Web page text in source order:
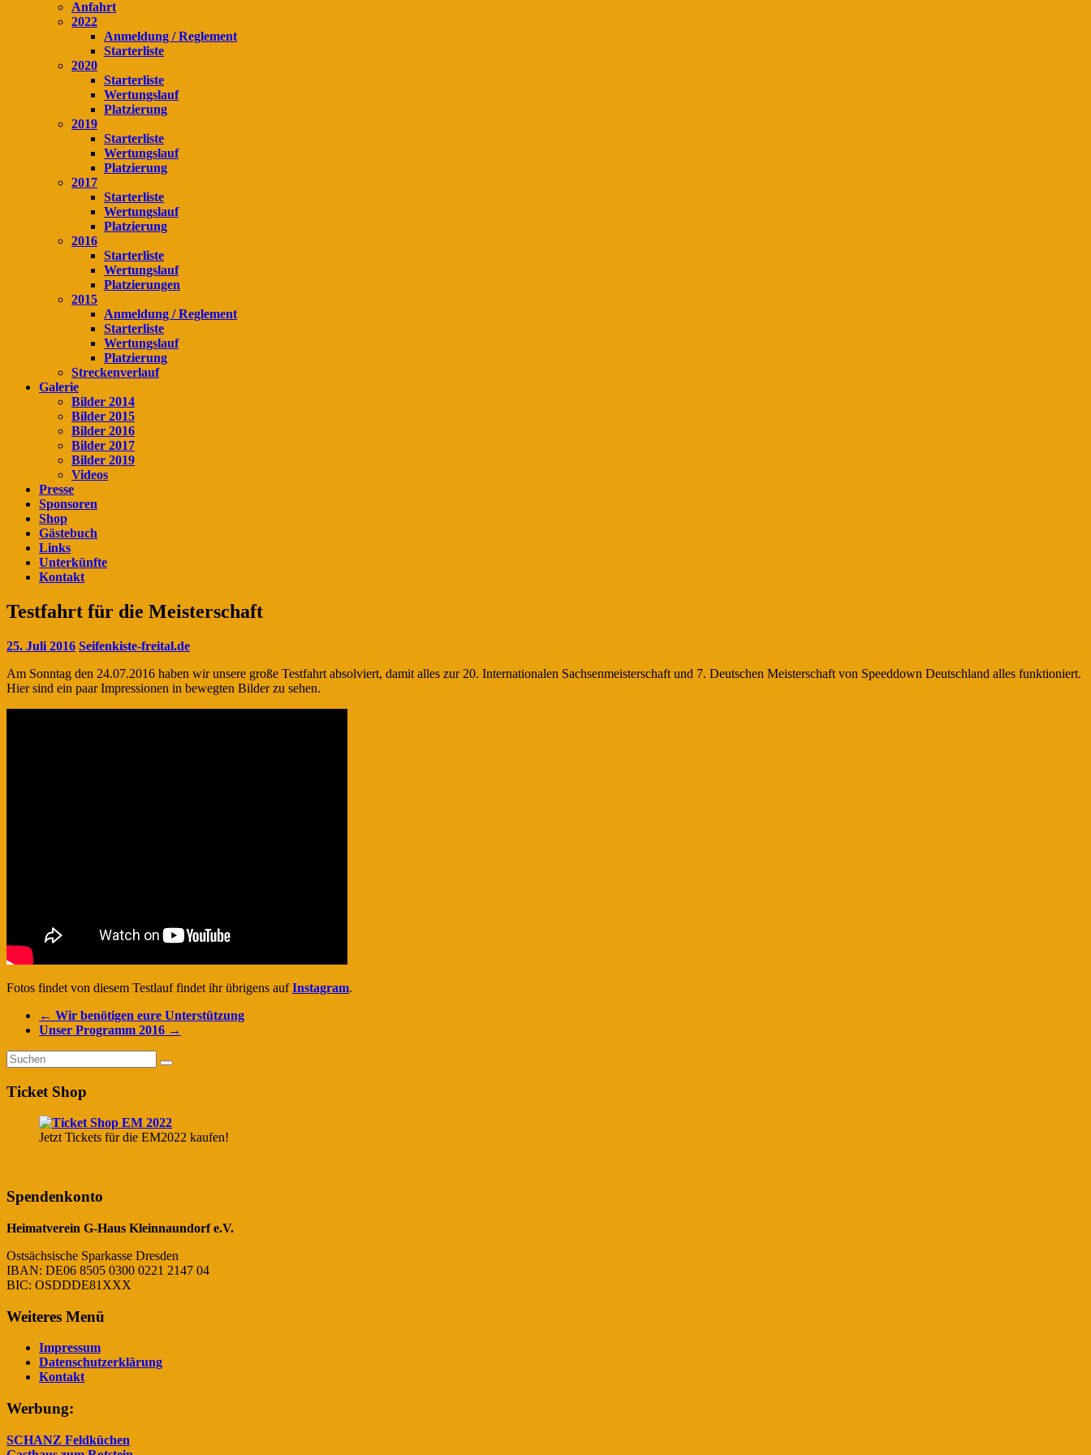
Anfahrt
2022
Anmeldung / Reglement
Starterliste
2020
Starterliste
Wertungslauf
Platzierung
2019
Starterliste
Wertungslauf
Platzierung
2017
Starterliste
Wertungslauf
Platzierung
2016
Starterliste
Wertungslauf
Platzierungen
2015
Anmeldung / Reglement
Starterliste
Wertungslauf
Platzierung
Streckenverlauf
Galerie
Bilder 2014
Bilder 2015
Bilder 2016
Bilder 2017
Bilder 2019
Videos
Presse
Sponsoren
Shop
Gästebuch
Links
Unterkünfte
Kontakt
Testfahrt für die Meisterschaft
25. Juli 2016 Seifenkiste-freital.de
Am Sonntag den 24.07.2016 haben wir unsere große Testfahrt absolviert, damit alles zur 20. Internationalen Sachsenmeisterschaft und 7. Deutschen Meisterschaft von Speeddown Deutschland alles funktioniert.
Hier sind ein paar Impressionen in bewegten Bilder zu sehen.
Fotos findet von diesem Testlauf findet ihr übrigens aufInstagram.
← Wir benötigen eure Unterstützung
Unser Programm 2016 →
Ticket Shop
Jetzt Tickets für die EM2022 kaufen!
Spendenkonto
Heimatverein G-Haus Kleinnaundorf e.V.
Ostsächsische Sparkasse Dresden
IBAN: DE06 8505 0300 0221 2147 04
BIC: OSDDDE81XXX
Weiteres Menü
Impressum
Datenschutzerklärung
Kontakt
Werbung:
SCHANZ Feldküchen